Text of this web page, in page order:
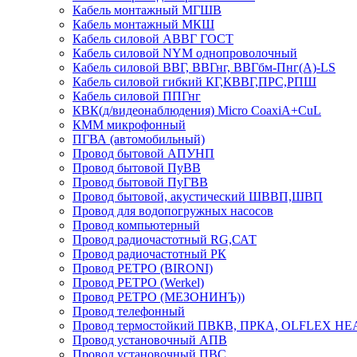
Кабель монтажный МГШВ
Кабель монтажный МКШ
Кабель силовой АВВГ ГОСТ
Кабель силовой NYM однопроволочный
Кабель силовой ВВГ, ВВГнг, ВВГбм-Пнг(А)-LS
Кабель силовой гибкий КГ,КВВГ,ПРС,РПШ
Кабель силовой ППГнг
КВК(д/видеонаблюдения) Micro CoaxiA+CuL
КММ микрофонный
ПГВА (автомобильный)
Провод бытовой АПУНП
Провод бытовой ПуВВ
Провод бытовой ПуГВВ
Провод бытовой, акустический ШВВП,ШВП
Провод для водопогружных насосов
Провод компьютерный
Провод радиочастотный RG,САТ
Провод радиочастотный РК
Провод РЕТРО (BIRONI)
Провод РЕТРО (Werkel)
Провод РЕТРО (МЕЗОНИНЪ))
Провод телефонный
Провод термостойкий ПВКВ, ПРКА, OLFLEX
Провод установочный АПВ